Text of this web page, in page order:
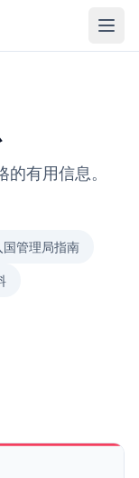
有用信息。
国管理局指南